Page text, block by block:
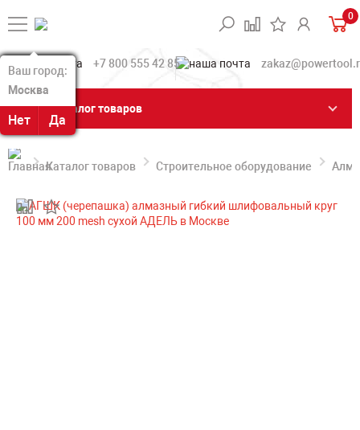
Ваш город:
Москва
Нет Да
Ваш город:
Москва
Нет Да
0
+7 800 555 42 85
Каталог товаров
Каталог товаров Строительное оборудование